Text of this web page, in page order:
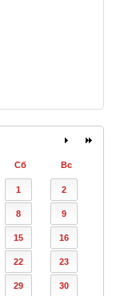
Сб Вс
1 2
8 9
15 16
22 23
29 30